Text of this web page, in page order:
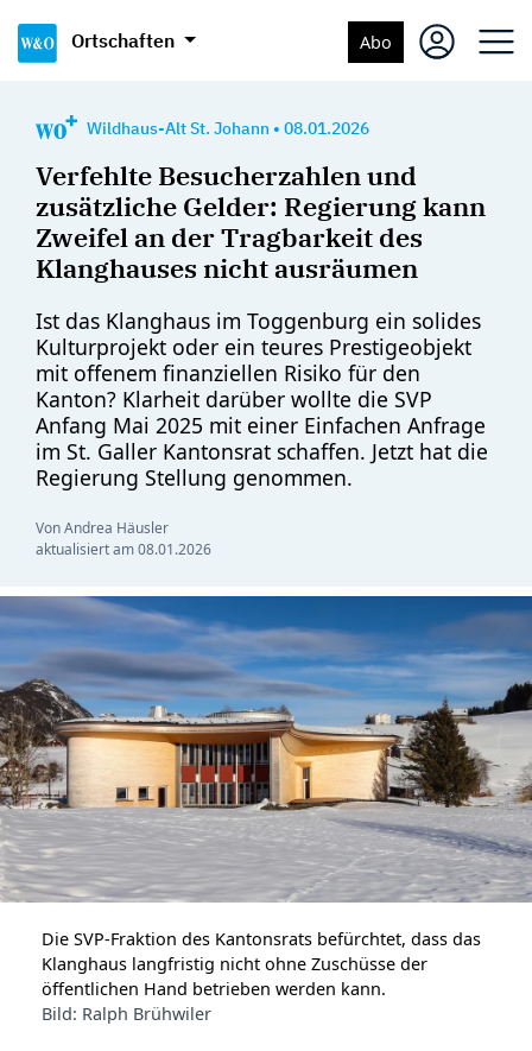
Ortschaften Abo
Wildhaus-Alt St. Johann • 08.01.2026
Verfehlte Besucherzahlen und
zusätzliche Gelder: Regierung kann
Zweifel an der Tragbarkeit des
Klanghauses nicht ausräumen
Ist das Klanghaus im Toggenburg ein solides
Kulturprojekt oder ein teures Prestigeobjekt
mit offenem finanziellen Risiko für den
Kanton? Klarheit darüber wollte die SVP
Anfang Mai 2025 mit einer Einfachen Anfrage
im St. Galler Kantonsrat schaffen. Jetzt hat die
Regierung Stellung genommen.
Von Andrea Häusler
aktualisiert am08.01.2026
Die SVP-Fraktion des Kantonsrats befürchtet, dass das
Klanghaus langfristig nicht ohne Zuschüsse der
öffentlichen Hand betrieben werden kann.
Bild: Ralph Brühwiler